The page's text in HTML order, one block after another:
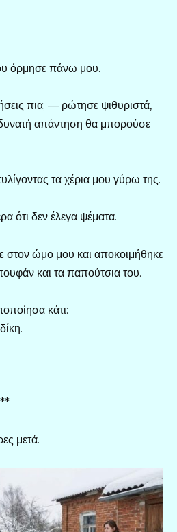
όρμησε πάνω μου.
πια; — ρώτησε ψιθυριστά,
απάντηση θα μπορούσε
τα χέρια μου γύρω της.
ότι δεν έλεγα ψέματα.
στον ώμο μου και αποκοιμήθηκε
και τα παπούτσια του.
κάτι:
μετά.